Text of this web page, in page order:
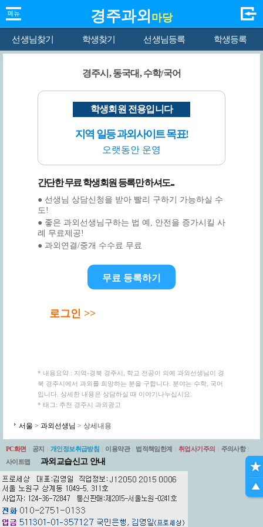
경주과외 마당
선생님찾기 학생찾기 선생님등록 학생등록
경주시, 동국대, 수학/국어
학생회원 전용입니다
지역 일등 과외사이트 목표!
오랫동안 운영
간단한 무료 학생회원 등록만 하셔도...
● 선생님 상담신청을 받아 빨리 구하기 가능하실 수
도!
● 좋은 과외선생님구하는 법 예, 안전을 증가시킬 사
례 무료제공!
● 과외연결/중개 수수료 무료
무료 등록하기
로그인 >>
* 내용요약 : 지역-경북 경주시, 학교 전공이 의예 과외선생님이 경
북 경주시에서 과외를 희망하는 분을 구합니다. 분야는 수학, 국어
입니다. 상세한 내용은 상담하실 때 이야기나누십시요.
* 태그: 추천 경주시 과외광고
서울 > 과외선생님 > 상세내용
PC화면 공지 개인정보취급방침 이용약관 법적책임한계 취업사기주의 주의사항
사이트맵
과외교습신고 안내